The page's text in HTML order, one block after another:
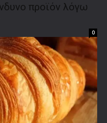
προϊόν λόγω
0